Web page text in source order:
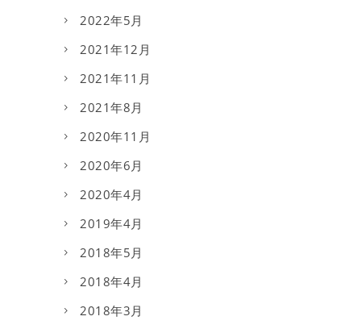
2022年5月
2021年12月
2021年11月
2021年8月
2020年11月
2020年6月
2020年4月
2019年4月
2018年5月
2018年4月
2018年3月